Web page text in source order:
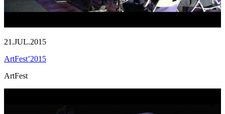
21.JUL.2015
ArtFest’2015
ArtFest